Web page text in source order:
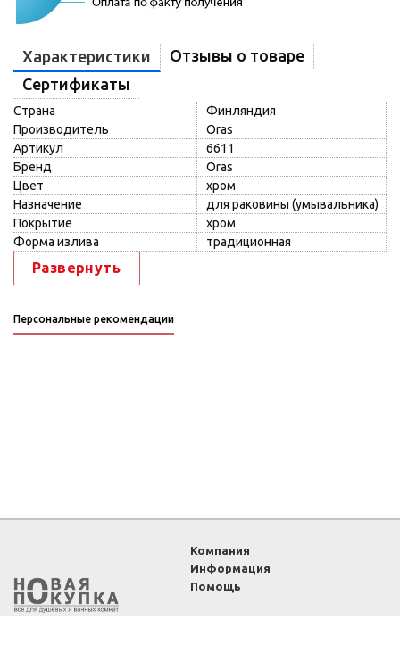
Характеристики
Отзывы о товаре
Сертификаты
Страна
Финляндия
Производитель
Oras
Артикул
6611
Бренд
Oras
Цвет
хром
Назначение
для раковины (умывальника)
Покрытие
хром
Форма излива
традиционная
Развернуть
Персональные рекомендации
Компания
Информация
Помощь